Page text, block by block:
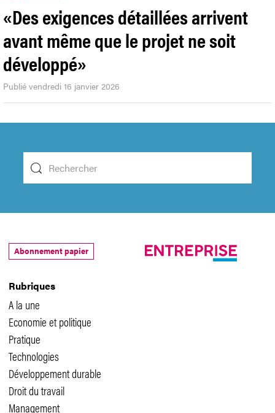
«Des exigences détaillées arrivent
avant même que le projet ne soit
développé»
Publié vendredi 16 janvier 2026
Rubriques
A la une
Economie et politique
Pratique
Technologies
Développement durable
Droit du travail
Management
Abonnement papier